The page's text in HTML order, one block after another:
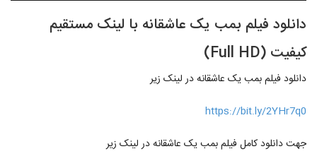
دانلود فیلم بمب یک عاشقانه با لینک مستقیم
کیفیت (Full HD)
دانلود فیلم بمب یک عاشقانه در لینک زیر
https://bit.ly/2YHr7q0
جهت دانلود کامل فیلم بمب یک عاشقانه در لینک زیر